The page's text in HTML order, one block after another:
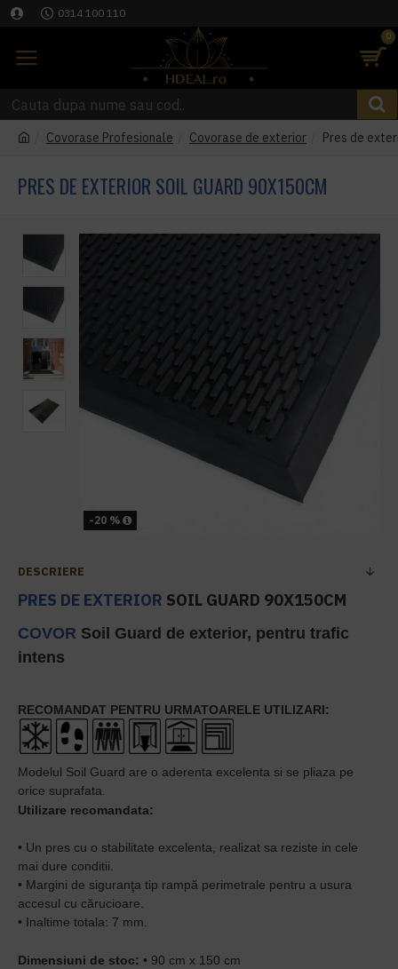
0314 100 110
0
Covorase Profesionale Covorase de exterior Pres de
PRES DE EXTERIOR SOIL GUARD 90X150CM
-20 %
DESCRIERE
PRES DE EXTERIOR SOIL GUARD 90X150CM
COVOR Soil Guard de exterior, pentru trafic
intens
RECOMANDAT PENTRU URMATOARELE UTILIZARI:
Modelul Soil Guard are o aderenta excelenta si se pliaza pe
orice suprafata.
Utilizare recomandata:
• Un pres cu o stabilitate excelenta, realizat sa reziste in cele
mai dure conditii.
• Margini de siguranţa tip rampă perimetrale pentru a usura
accesul cu cărucioare.
• Inaltime totala: 7 mm.
Dimensiuni de stoc: • 90 cm x 150 cm